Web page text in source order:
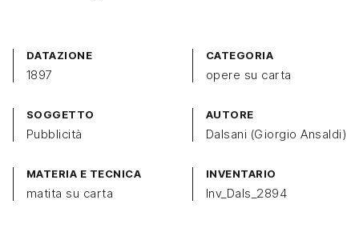
DATAZIONE
1897
CATEGORIA
opere su carta
SOGGETTO
Pubblicità
AUTORE
Dalsani (Giorgio Ansaldi)
MATERIA E TECNICA
matita su carta
INVENTARIO
Inv_Dals_2894